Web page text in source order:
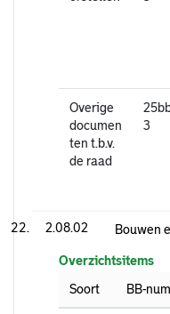
Overige
documen
ten t.b.v.
de raad
3
2.08.02 Bouwen
Overzichtsitems
Soort
BB-